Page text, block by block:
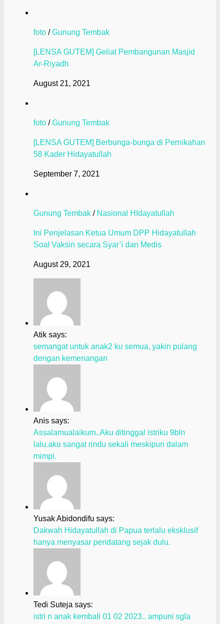
foto /Gunung Tembak
[LENSA GUTEM] Geliat Pembangunan Masjid
Ar-Riyadh
August 21, 2021
foto /Gunung Tembak
[LENSA GUTEM] Berbunga-bunga di Pernikahan
58 Kader Hidayatullah
September 7, 2021
Gunung Tembak / Nasional HIdayatullah
Ini Penjelasan Ketua Umum DPP Hidayatullah
Soal Vaksin secara Syar’i dan Medis
August 29, 2021
Atik says:
semangat untuk anak2 ku semua, yakin pulang
dengan kemenangan
Anis says:
Assalamualaikum..Aku ditinggal istriku 9bln
lalu.aku sangat rindu sekali meskipun dalam
mimpi.
Yusak Abidondifu says:
Dakwah Hidayatullah di Papua terlalu eksklusif
hanya menyasar pendatang sejak dulu.
Tedi Suteja says:
istri n anak kembali 01 02 2023.. ampuni sgla